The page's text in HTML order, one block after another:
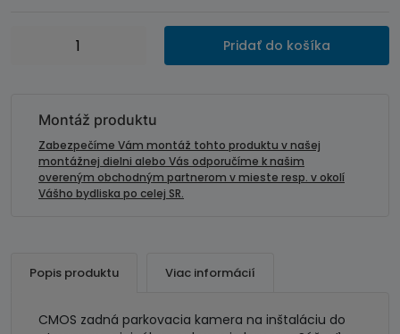
množstvo
VOLVO
S80
XC60
Pridať do košíka
Montáž produktu
Zabezpečíme Vám montáž tohto produktu v našej
montážnej dielni alebo Vás odporučíme k našim
overeným obchodným partnerom v mieste resp. v okolí
Vášho bydliska po celej SR.
Popis produktu Viac informácií
CMOS zadná parkovacia kamera na inštaláciu do